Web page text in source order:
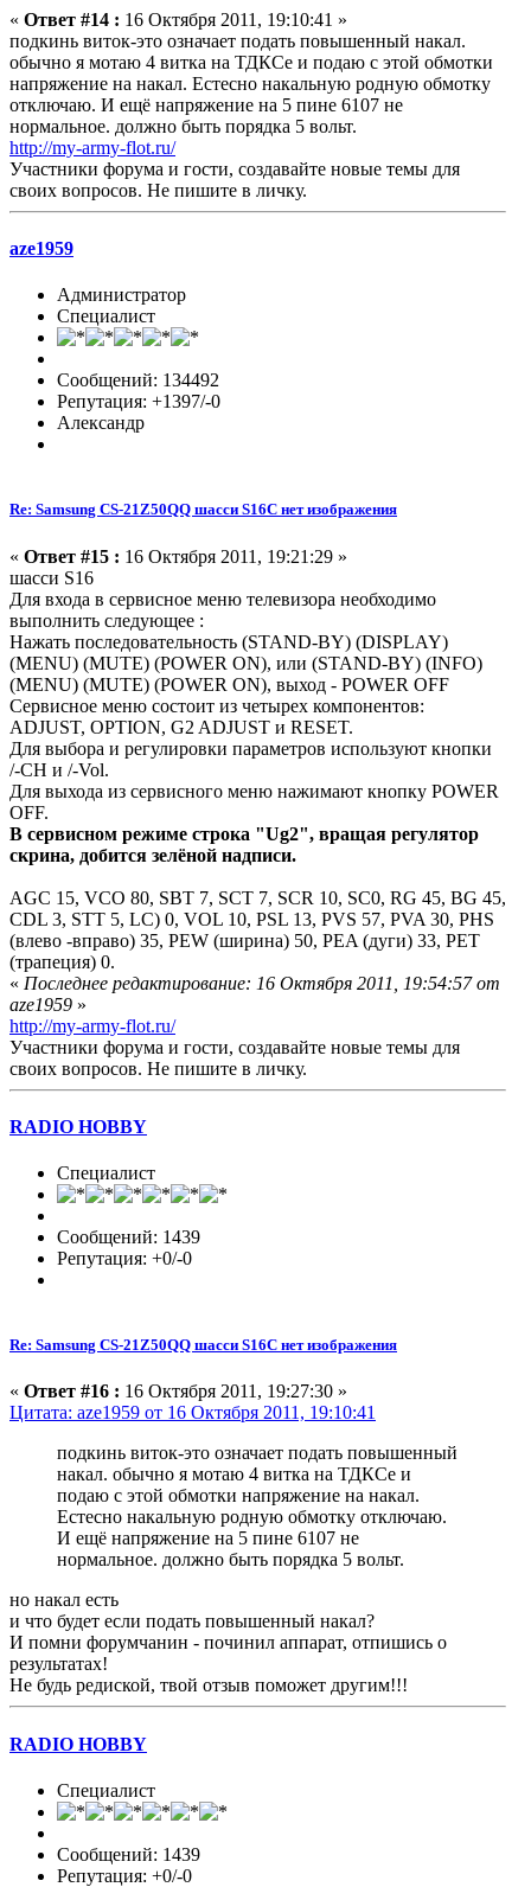
« Ответ #14 : 16 Октября 2011, 19:10:41 »
подкинь виток-это означает подать повышенный накал.
обычно я мотаю 4 витка на ТДКСе и подаю с этой обмотки
напряжение на накал. Естесно накальную родную обмотку
отключаю. И ещё напряжение на 5 пине 6107 не
нормальное. должно быть порядка 5 вольт.
http://my-army-flot.ru/
Участники форума и гости, создавайте новые темы для
своих вопросов. Не пишите в личку.
aze1959
Администратор
Специалист
Сообщений: 134492
Репутация: +1397/-0
Александр
Re: Samsung CS-21Z50QQ шасси S16C нет изображения
« Ответ #15 : 16 Октября 2011, 19:21:29 »
шасси S16
Для входа в сервисное меню телевизора необходимо
выполнить следующее :
Нажать последовательность (STAND-BY) (DISPLAY)
(MENU) (MUTE) (POWER ON), или (STAND-BY) (INFO)
(MENU) (MUTE) (POWER ON), выход - POWER OFF
Сервисное меню состоит из четырех компонентов:
ADJUST, OPTION, G2 ADJUST и RESET.
Для выбора и регулировки параметров используют кнопки
/-CH и /-Vol.
Для выхода из сервисного меню нажимают кнопку POWER
OFF.
В сервисном режиме строка "Ug2", вращая регулятор
скрина, добится зелёной надписи.
AGC 15, VCO 80, SBT 7, SCT 7, SCR 10, SC0, RG 45, BG 45,
CDL 3, STT 5, LC) 0, VOL 10, PSL 13, PVS 57, PVA 30, PHS
(влево -вправо) 35, PEW (ширина) 50, PEA (дуги) 33, PET
(трапеция) 0.
« Последнее редактирование: 16 Октября 2011, 19:54:57 от
aze1959 »
http://my-army-flot.ru/
Участники форума и гости, создавайте новые темы для
своих вопросов. Не пишите в личку.
RADIO HOBBY
Специалист
Сообщений: 1439
Репутация: +0/-0
Re: Samsung CS-21Z50QQ шасси S16C нет изображения
« Ответ #16 : 16 Октября 2011, 19:27:30 »
Цитата: aze1959 от 16 Октября 2011, 19:10:41
подкинь виток-это означает подать повышенный
накал. обычно я мотаю 4 витка на ТДКСе и
подаю с этой обмотки напряжение на накал.
Естесно накальную родную обмотку отключаю.
И ещё напряжение на 5 пине 6107 не
нормальное. должно быть порядка 5 вольт.
но накал есть
и что будет если подать повышенный накал?
И помни форумчанин - починил аппарат, отпишись о
результатах!
Не будь редиской, твой отзыв поможет другим!!!
RADIO HOBBY
Специалист
Сообщений: 1439
Репутация: +0/-0